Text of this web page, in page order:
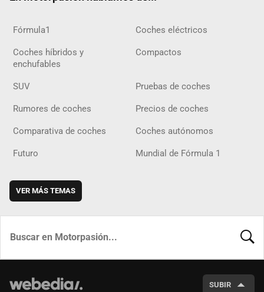
Fórmula1 Coches eléctricos
Coches híbridos y
enchufables
Compactos
SUV Pruebas de coches
Rumores de coches Precios de coches
Comparativa de coches Coches autónomos
Futuro Mundial de Fórmula 1
VER MÁS TEMAS
SUBIR